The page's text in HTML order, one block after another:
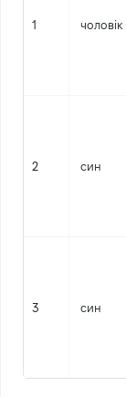
1 чоловік
2 син
3 син